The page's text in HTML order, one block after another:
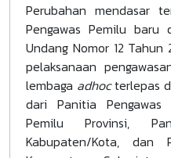
Perubahan mendasar
Pengawas Pemilu baru
Undang Nomor 12
pelaksanaan
lembaga adhocterlepas
dari Panitia Pengawas
Pemilu Provinsi,
Kabupaten/Kota, dan